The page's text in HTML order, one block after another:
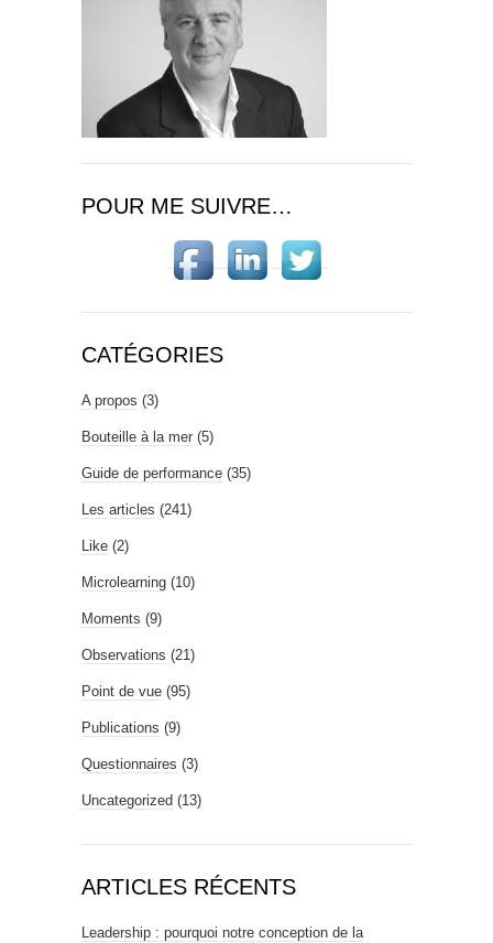
POUR ME SUIVRE…
CATÉGORIES
A propos (3)
Bouteille à la mer (5)
Guide de performance (35)
Les articles (241)
Like (2)
Microlearning (10)
Moments (9)
Observations (21)
Point de vue (95)
Publications (9)
Questionnaires (3)
Uncategorized (13)
ARTICLES RÉCENTS
Leadership : pourquoi notre conception de la